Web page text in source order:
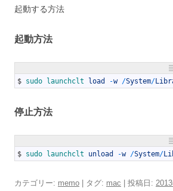
起動する方法
起動方法
$ sudo launchclt load -w /System/
停止方法
$ sudo launchclt unload -w /System/
カテゴリー: memo | タグ: mac | 投稿日: